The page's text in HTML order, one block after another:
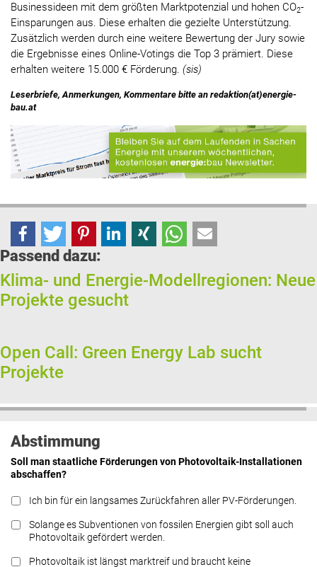
Businessideen mit dem größten Marktpotenzial und hohen CO2-
Einsparungen aus. Diese erhalten die gezielte Unterstützung.
Zusätzlich werden durch eine weitere Bewertung der Jury sowie
die Ergebnisse eines Online-Votings die Top 3 prämiert. Diese
erhalten weitere 15.000 € Förderung. (sis)
Leserbriefe, Anmerkungen, Kommentare bitte an redaktion(at)energie-
bau.at
Passend dazu:
Klima- und Energie-Modellregionen: Neue
Projekte gesucht
Open Call: Green Energy Lab sucht
Projekte
Abstimmung
Soll man staatliche Förderungen von Photovoltaik-Installationen
abschaffen?
Ich bin für ein langsames Zurückfahren aller PV-Förderungen.
Solange es Subventionen von fossilen Energien gibt soll auch
Photovoltaik gefördert werden.
Photovoltaik ist längst marktreif und braucht keine